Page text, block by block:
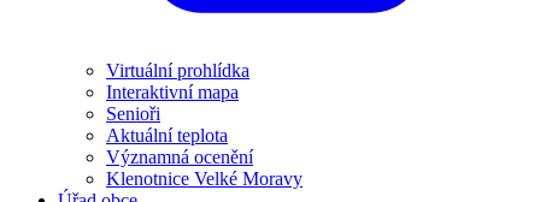
Virtuální prohlídka
Interaktivní mapa
Senioři
Aktuální teplota
Významná ocenění
Klenotnice Velké Moravy